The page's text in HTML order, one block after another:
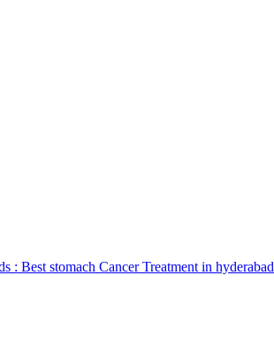
: Best stomach Cancer Treatment in hyderabad